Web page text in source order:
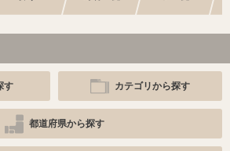
す カテゴリから探す
都道府県から探す